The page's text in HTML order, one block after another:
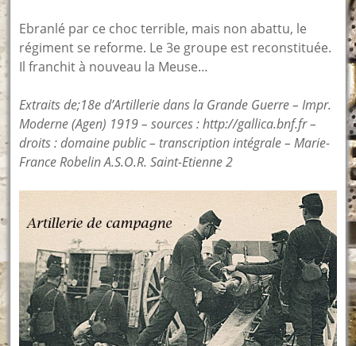
Ebranlé par ce choc terrible, mais non abattu, le
régiment se reforme. Le 3e groupe est reconstituée.
Il franchit à nouveau la Meuse…
Extraits de;18e d’Artillerie dans la Grande Guerre – Impr.
Moderne (Agen) 1919 – sources : http://gallica.bnf.fr –
droits : domaine public – transcription intégrale – Marie-
France Robelin A.S.O.R. Saint-Etienne 2